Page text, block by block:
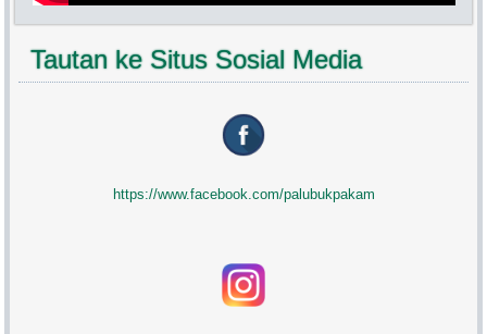
Tautan ke Situs Sosial Media
https://www.facebook.com/palubukpakam